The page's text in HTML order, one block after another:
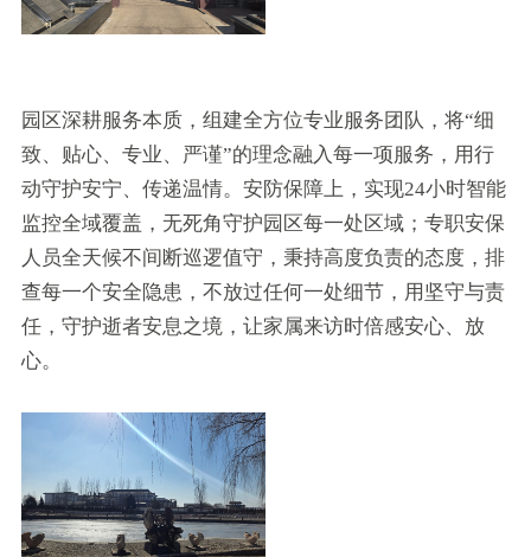
园区深耕服务本质，组建全方位专业服务团队，将“细
致、贴心、专业、严谨”的理念融入每一项服务，用行
动守护安宁、传递温情。安防保障上，实现24小时智能
监控全域覆盖，无死角守护园区每一处区域；专职安保
人员全天候不间断巡逻值守，秉持高度负责的态度，排
查每一个安全隐患，不放过任何一处细节，用坚守与责
任，守护逝者安息之境，让家属来访时倍感安心、放
心。